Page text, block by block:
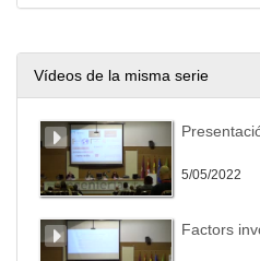
Vídeos de la misma serie
5/05/2022